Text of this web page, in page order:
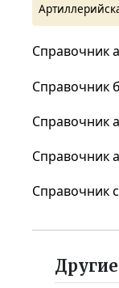
Справочник
Справочник
Справочник
Справочник
Справочник